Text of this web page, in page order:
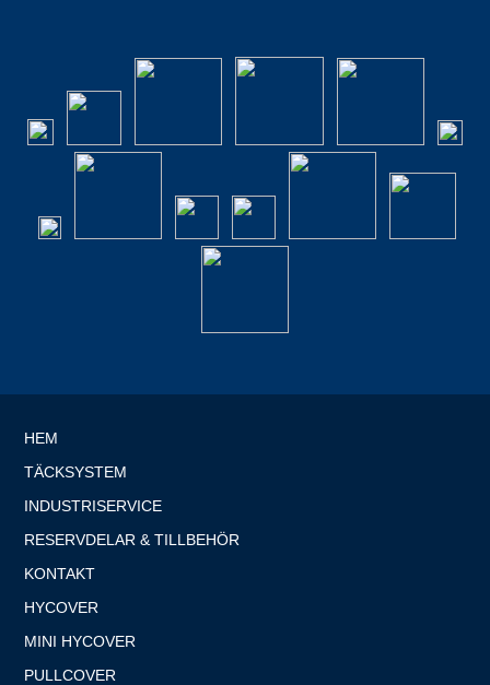
HEM
TÄCKSYSTEM
INDUSTRISERVICE
RESERVDELAR & TILLBEHÖR
KONTAKT
HYCOVER
MINI HYCOVER
PULLCOVER